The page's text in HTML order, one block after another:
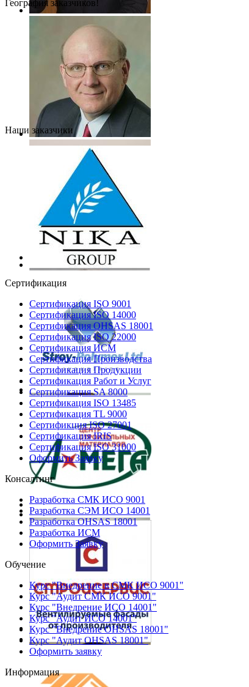
География заказчиков!
Наши заказчики
Сертификация
Сертификация ISO 9001
Сертификация ISO 14000
Сертификация OHSAS 18001
Сертификация ISO 22000
Сертификация ИСМ
Сертификация Производства
Сертификация Продукции
Сертификация Работ и Услуг
Сертификация SA 8000
Сертификация ISO 13485
Сертификация TL 9000
Сертификция ISO 27001
Сертификация IRIS
Сертификация ISO 31000
Оформить Заявку
Консалтинг
Разработка СМК ИСО 9001
Разработка СЭМ ИСО 14001
Разработка OHSAS 18001
Разработка ИСМ
Оформить Заявку
Обучение
Курс "Внедрение в СМК ИСО 9001"
Курс "Аудит СМК ИСО 9001"
Курс "Внедрение ИСО 14001"
Курс "Аудит ИСО 14001"
Курс "Внедрение OHSAS 18001"
Курс "Аудит OHSAS 18001"
Оформить заявку
Информация